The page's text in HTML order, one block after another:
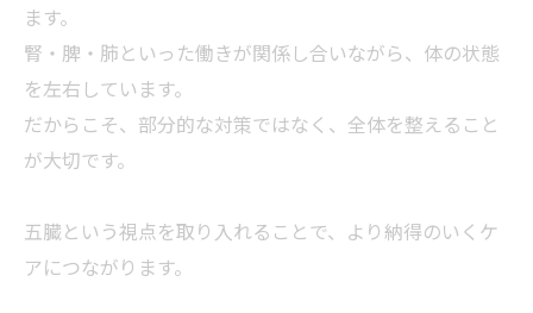
ます。
腎・脾・肺といった働きが関係し合いながら、体の状態
を左右しています。
だからこそ、部分的な対策ではなく、全体を整えること
が大切です。
五臓という視点を取り入れることで、より納得のいくケ
アにつながります。